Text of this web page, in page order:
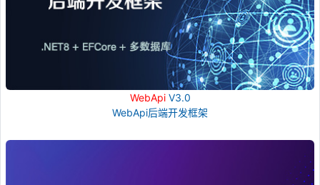
WebApiV3.0
WebApi后端开发框架